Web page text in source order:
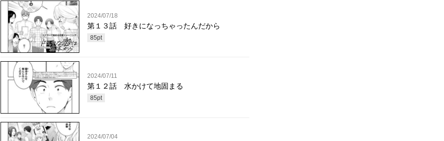
2024/07/18
第１３話 好きになっちゃったんだから
85pt
2024/07/11
第１２話 水かけて地固まる
85pt
2024/07/04